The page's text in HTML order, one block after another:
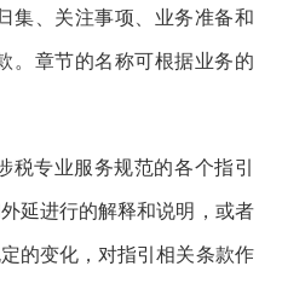
集、关注事项、业务准备和
。章节的名称可根据业务的
税专业服务规范的各个指引
延进行的解释和说明，或者
的变化，对指引相关条款作